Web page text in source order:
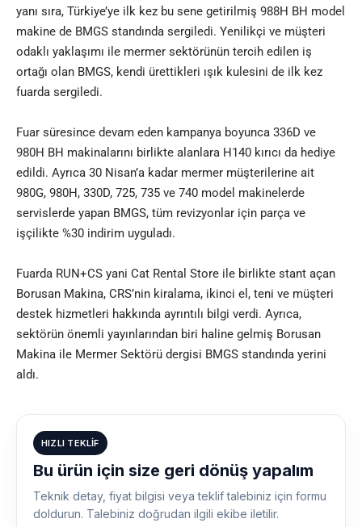
yanı sıra, Türkiye’ye ilk kez bu sene getirilmiş 988H BH model
makine de BMGS standında sergiledi. Yenilikçi ve müşteri
odaklı yaklaşımı ile mermer sektörünün tercih edilen iş
ortağı olan BMGS, kendi ürettikleri ışık kulesini de ilk kez
fuarda sergiledi.
Fuar süresince devam eden kampanya boyunca 336D ve
980H BH makinalarını birlikte alanlara H140 kırıcı da hediye
edildi. Ayrıca 30 Nisan’a kadar mermer müşterilerine ait
980G, 980H, 330D, 725, 735 ve 740 model makinelerde
servislerde yapan BMGS, tüm revizyonlar için parça ve
işçilikte %30 indirim uyguladı.
Fuarda RUN+CS yani Cat Rental Store ile birlikte stant açan
Borusan Makina, CRS’nin kiralama, ikinci el, teni ve müşteri
destek hizmetleri hakkında ayrıntılı bilgi verdi. Ayrıca,
sektörün önemli yayınlarından biri haline gelmiş Borusan
Makina ile Mermer Sektörü dergisi BMGS standında yerini
aldı.
HIZLI TEKLIF
Bu ürün için size geri dönüş yapalım
Teknik detay, fiyat bilgisi veya teklif talebiniz için formu
doldurun. Talebiniz doğrudan ilgili ekibe iletilir.